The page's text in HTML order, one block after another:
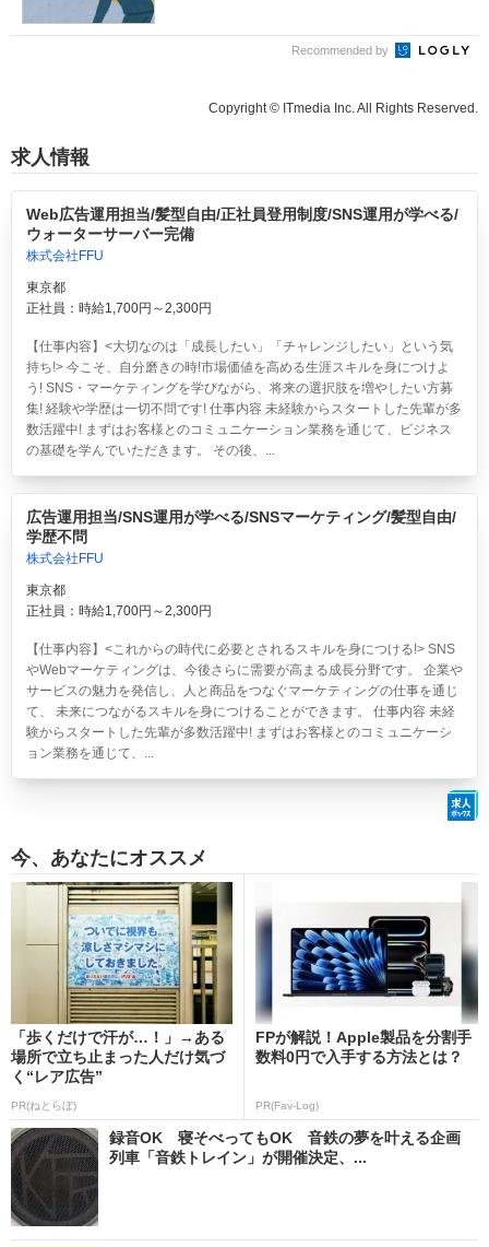
Recommended by
Copyright © ITmedia Inc. All Rights Reserved.
求人情報
Web広告運用担当/髪型自由/正社員登用制度/SNS運用が学べる/
ウォーターサーバー完備
株式会社FFU
東京都
正社員：時給1,700円～2,300円
【仕事内容】<大切なのは「成長したい」「チャレンジしたい」という気
持ち!> 今こそ、自分磨きの時!市場価値を高める生涯スキルを身につけよ
う! SNS・マーケティングを学びながら、将来の選択肢を増やしたい方募
集! 経験や学歴は一切不問です! 仕事内容 未経験からスタートした先輩が多
数活躍中! まずはお客様とのコミュニケーション業務を通じて、ビジネス
の基礎を学んでいただきます。 その後、...
広告運用担当/SNS運用が学べる/SNSマーケティング/髪型自由/
学歴不問
株式会社FFU
東京都
正社員：時給1,700円～2,300円
【仕事内容】<これからの時代に必要とされるスキルを身につける!> SNS
やWebマーケティングは、今後さらに需要が高まる成長分野です。 企業や
サービスの魅力を発信し、人と商品をつなぐマーケティングの仕事を通じ
て、 未来につながるスキルを身につけることができます。 仕事内容 未経
験からスタートした先輩が多数活躍中! まずはお客様とのコミュニケーシ
ョン業務を通じて、...
今、あなたにオススメ
「歩くだけで汗が…！」→ある
場所で立ち止まった人だけ気づ
く“レア広告”
PR(ねとらぼ)
FPが解説！Apple製品を分割手
数料0円で入手する方法とは？
PR(Fav-Log)
録音OK 寝そべってもOK 音鉄の夢を叶える企画
列車「音鉄トレイン」が開催決定、...